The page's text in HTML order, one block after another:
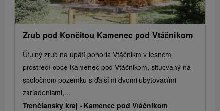
Zrub pod Končitou Kamenec pod Vtáčnikom
Útulný zrub na úpätí pohoria Vtáčnikm v lesnom
prostredí obce Kamenec pod Vtáčnikom, situovaný na
spoločnom pozemku s ďalšími dvomi ubytovacími
zariadeniami,...
Trenčiansky kraj - Kamenec pod Vtáčnikom